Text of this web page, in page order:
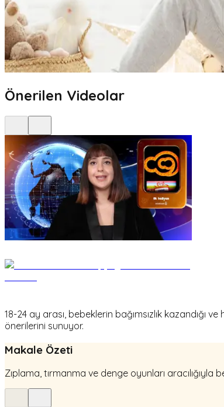
Önerilen Videolar
18-24 ay arası, bebeklerin bağımsızlık
önerilerini sunuyor.
Makale Özeti
Zıplama, tırmanma ve denge oyunları